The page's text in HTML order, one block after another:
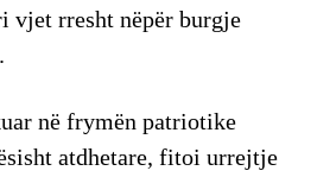
vjet rresht nëpër burgje
në frymën patriotike
atdhetare, fitoi urrejtje